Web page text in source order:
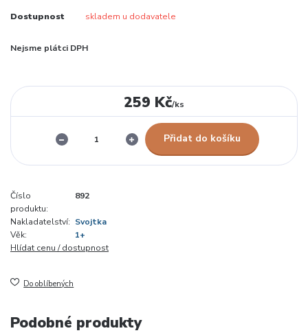
Dostupnost skladem u dodavatele
Nejsme plátci DPH
259 Kč/ks
Přidat do košíku
Číslo
produktu:
892
Nakladatelství: Svojtka
Věk:
1+
Hlídat cenu / dostupnost
Do oblíbených
Podobné produkty